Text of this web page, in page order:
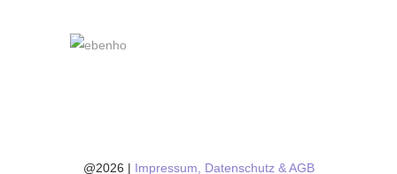
@2026 | Impressum, Datenschutz & AGB